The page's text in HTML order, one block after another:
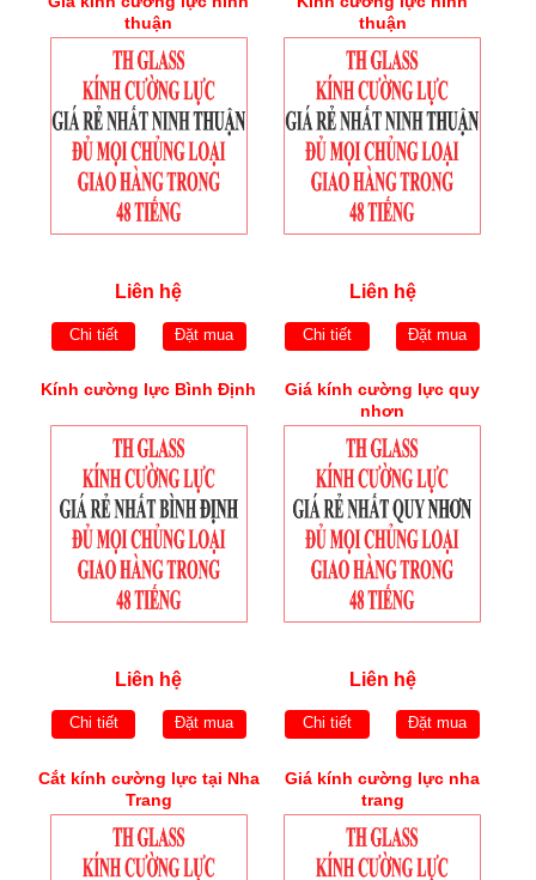
thuận
Liên hệ
Chi tiết Đặt mua
thuận
Liên hệ
Chi tiết Đặt mua
Kính cường lực Bình Định
Liên hệ
Chi tiết Đặt mua
Giá kính cường lực quy
nhơn
Liên hệ
Chi tiết Đặt mua
Cắt kính cường lực tại Nha
Trang
Giá kính cường lực nha
trang